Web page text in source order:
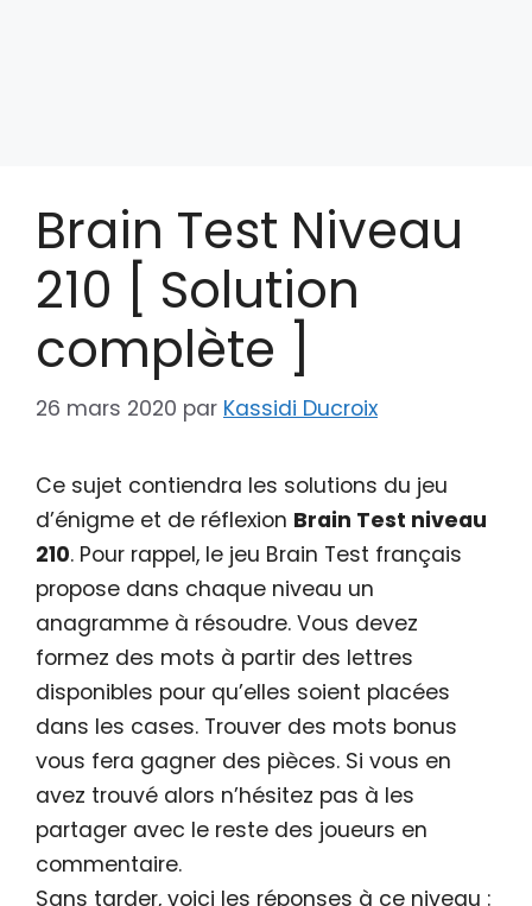
Brain Test Niveau
210 [ Solution
complète ]
26 mars 2020 par Kassidi Ducroix
Ce sujet contiendra les solutions du jeu
d’énigme et de réflexion Brain Test niveau
210. Pour rappel, le jeu Brain Test français
propose dans chaque niveau un
anagramme à résoudre. Vous devez
formez des mots à partir des lettres
disponibles pour qu’elles soient placées
dans les cases. Trouver des mots bonus
vous fera gagner des pièces. Si vous en
avez trouvé alors n’hésitez pas à les
partager avec le reste des joueurs en
commentaire.
Sans tarder, voici les réponses à ce niveau :